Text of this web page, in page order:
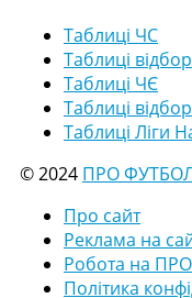
Таблиці ЧС
Таблиці
Таблиці ЧЄ
Таблиці
Таблиці Ліги
© 2024 ПРО
Про сайт
Реклама на
Робота на
Політика